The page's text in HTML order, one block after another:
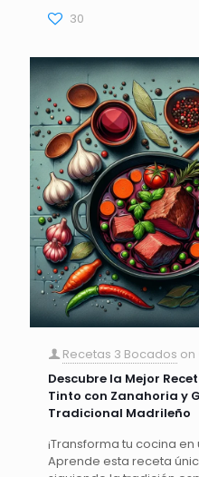
30
Recetas 3 Bocados on
Descubre la Mejor
Tinto con Zanahoria y
Tradicional Madrileño
¡Transforma tu cocina
Aprende esta receta